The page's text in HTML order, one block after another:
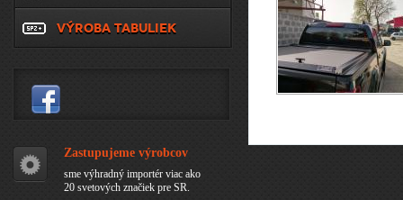
VÝROBA TABULIEK
Zastupujeme výrobcov
sme výhradný importér viac ako
20 svetových značiek pre SR.